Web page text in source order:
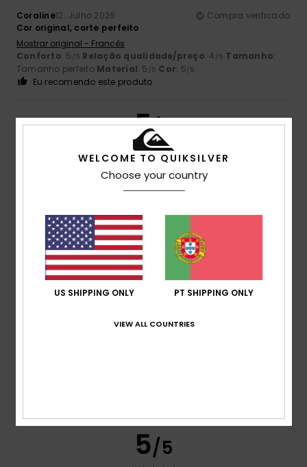
Coraline12. Julho 2026
Compra verificada
Cor original, corte perfeito
Mostrar original - Francês
Conforto: 5 /5 Relação qualidade/preço: 4 /5 Tamanho:
Tamanho perfeito Material: 5 /5 Cor: 5 /5
Eu recomendo este produto
5/5
Mostrar original - Castelhano
Conforto: 5/5 Relação qualidade/preço
Tamanho perfeitoMaterial: 5 Cor: 5/5
Eu recomendo este produto
5
5/5
WELCOME TO QUIKSILVER
Choose your country
US SHIPPING ONLY PT SHIPPING ONLY
VIEW ALL COUNTRIES